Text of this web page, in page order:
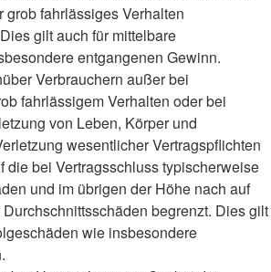
fahrlässiges Verhalten
gilt auch für mittelbare
entgangenen Gewinn.
Verbrauchern außer bei
fahrlässigem Verhalten oder bei
von Leben, Körper und
wesentlicher Vertragspflichten
die bei Vertragsschluss typischerweise
und im übrigen der Höhe nach auf
begrenzt. Dies gilt
wie insbesondere